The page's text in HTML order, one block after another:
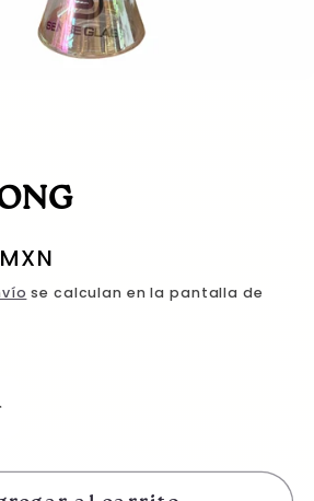
se calculan en la pantalla de